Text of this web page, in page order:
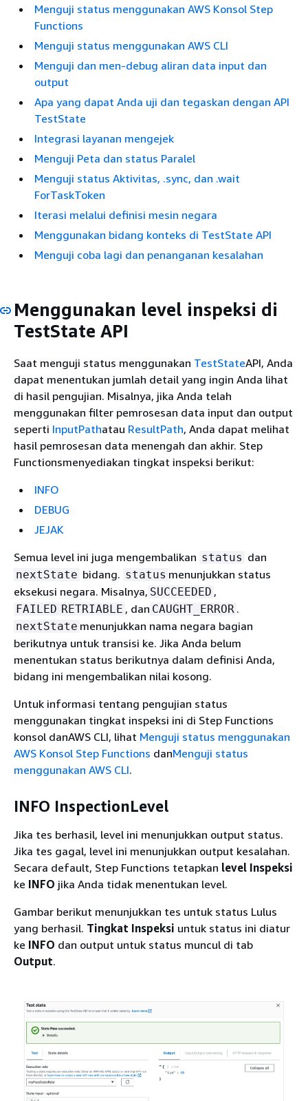
Menguji status menggunakan AWS Konsol Step
Functions
Menguji status menggunakan AWS CLI
Menguji dan men-debug aliran data input dan
output
Apa yang dapat Anda uji dan tegaskan dengan API
TestState
Integrasi layanan mengejek
Menguji Peta dan status Paralel
Menguji status Aktivitas, .sync, dan .wait
ForTaskToken
Iterasi melalui definisi mesin negara
Menggunakan bidang konteks di TestState API
Menguji coba lagi dan penanganan kesalahan
Menggunakan level inspeksi di
TestState API
Saat menguji status menggunakan TestStateAPI, Anda
dapat menentukan jumlah detail yang ingin Anda lihat
di hasil pengujian. Misalnya, jika Anda telah
menggunakan filter pemrosesan data input dan output
seperti InputPathatau ResultPath, Anda dapat melihat
hasil pemrosesan data menengah dan akhir. Step
Functionsmenyediakan tingkat inspeksi berikut:
INFO
DEBUG
JEJAK
Semua level ini juga mengembalikan status dan
nextState bidang. status menunjukkan status
eksekusi negara. Misalnya, SUCCEEDED ,
FAILED RETRIABLE , dan CAUGHT_ERROR .
nextState menunjukkan nama negara bagian
berikutnya untuk transisi ke. Jika Anda belum
menentukan status berikutnya dalam definisi Anda,
bidang ini mengembalikan nilai kosong.
Untuk informasi tentang pengujian status
menggunakan tingkat inspeksi ini di Step Functions
konsol danAWS CLI, lihat Menguji status menggunakan
AWS Konsol Step Functions danMenguji status
menggunakan AWS CLI.
INFO InspectionLevel
Jika tes berhasil, level ini menunjukkan output status.
Jika tes gagal, level ini menunjukkan output kesalahan.
Secara default, Step Functions tetapkan level Inspeksi
ke INFO jika Anda tidak menentukan level.
Gambar berikut menunjukkan tes untuk status Lulus
yang berhasil. Tingkat Inspeksi untuk status ini diatur
ke INFO dan output untuk status muncul di tab
Output.